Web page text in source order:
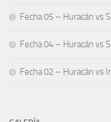
Fecha 05 – Huracán vs
Fecha 04 – Huracán vs
Fecha 02 – Huracán vs